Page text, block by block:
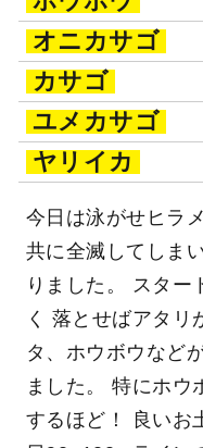
オニカサゴ
カサゴ
ユメカサゴ
ヤリイカ
今日は泳がせヒラ
共に全滅してしま
りました。 スター
く 落とせばアタリ
タ、ホウボウなど
ました。 特にホウ
するほど！ 良いお